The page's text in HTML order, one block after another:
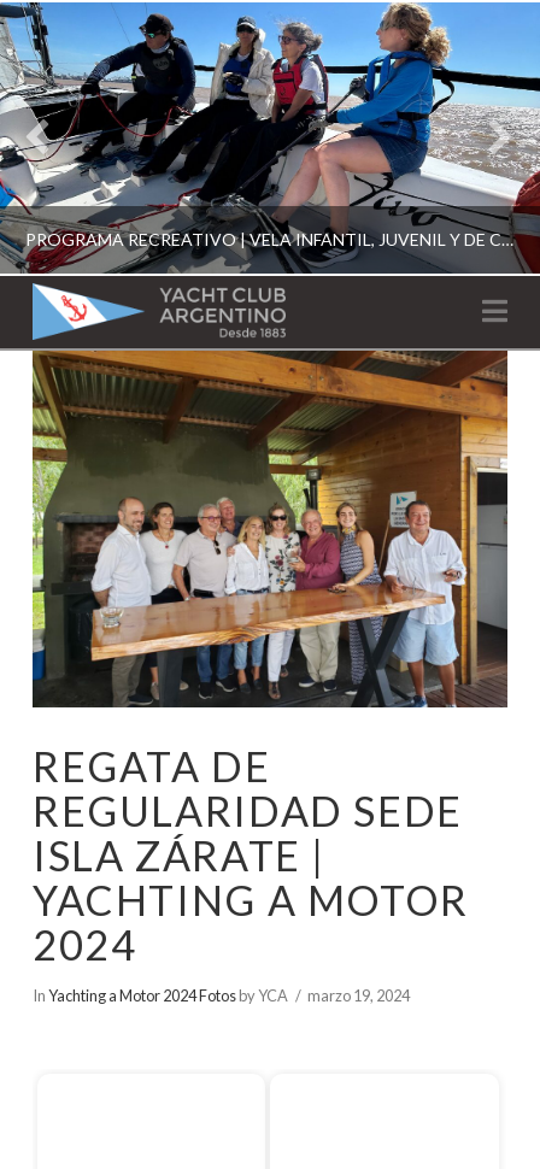
PROGRAMA RECREATIVO | VELA INFANTIL, JUVENIL Y DE CRUCERO 2026
YCA
ESCUELA RECREATIVA 2026
YACHT
CLUB
ARGENTINO
REGATA DE
REGULARIDAD SEDE
ISLA ZÁRATE |
YACHTING A MOTOR
2024
InYachting a Motor 2024 Fotosby YCA marzo 19, 2024